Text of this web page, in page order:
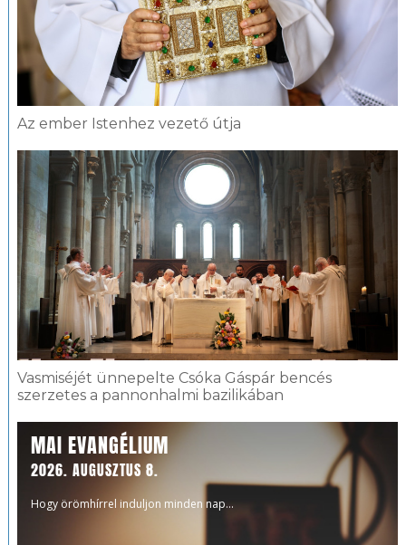
Az ember Istenhez vezető útja
Vasmiséjét ünnepelte Csóka Gáspár bencés
szerzetes a pannonhalmi bazilikában
MAI EVANGÉLIUM
2026. AUGUSZTUS 8.
Hogy örömhírrel induljon minden nap...